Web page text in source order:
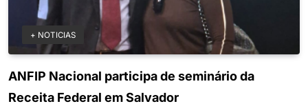
+ NOTICIAS
ANFIP Nacional participa de seminário da
Receita Federal em Salvador